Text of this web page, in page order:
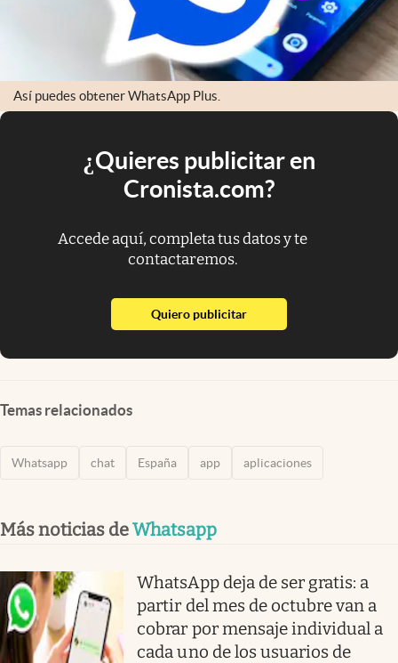
Así puedes obtener WhatsApp Plus.
¿Quieres publicitar en
Cronista.com?
Accede aquí, completa tus datos y te
contactaremos.
Quiero publicitarabre en nueva pestaña
Temas relacionados
Whatsapp chat España app aplicaciones
Más noticias deWhatsapp
WhatsApp deja de ser gratis: a
partir del mes de octubre van a
cobrar por mensaje individual a
cada uno de los usuarios de